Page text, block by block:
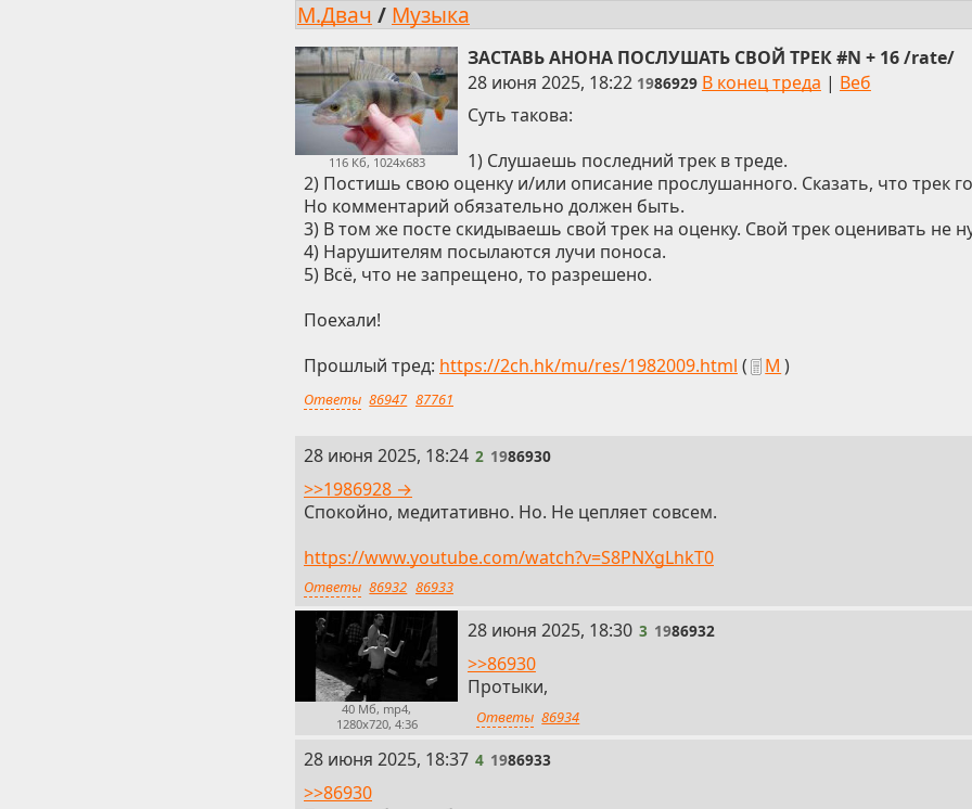
М.Двач / Музыка
116 Кб, 1024x683
ЗАСТАВЬ АНОНА ПОСЛУШАТЬ СВОЙ ТРЕК #N + 16 /rate/
28 июня 2025, 18:22 1986929 В конец треда | Веб
Суть такова:
1) Слушаешь последний трек в треде.
2) Постишь свою оценку и/или описание прослушанного. Сказать, что трек
Но комментарий обязательно должен быть.
3) В том же посте скидываешь свой трек на оценку. Свой трек оценивать не
4) Нарушителям посылаются лучи поноса.
5) Всё, что не запрещено, то разрешено.
Поехали!
Прошлый тред: https://2ch.hk/mu/res/1982009.html ( М )
Ответы 86947 87761
2
28 июня 2025, 18:24 2 1986930
>>1986928 →
Спокойно, медитативно. Но. Не цепляет совсем.
https://www.youtube.com/watch?v=S8PNXgLhkT0
Ответы 86932 86933
40 Мб, mp4,
1280x720, 4:36
3
28 июня 2025, 18:30 3 1986932
>>86930
Протыки,
Ответы 86934
4
28 июня 2025, 18:37 4 1986933
>>86930